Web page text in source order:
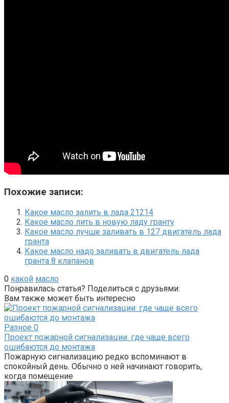
Похожие записи:
Какое масло залить в лада 21214
Какое масло лить в новую ладу гранту
Какое масло лучше заливать в 127 двигатель лада
гранта
Какое масло надо заливать в двигатель лада
гранта 8 клапанов
0 какой масло
Понравилась статья? Поделиться с друзьями:
Вам также может быть интересно
Разное 0
Проект пожарной сигнализации: где чаще всего
ошибаются до монтажа
Пожарную сигнализацию редко вспоминают в
спокойный день. Обычно о ней начинают говорить,
когда помещение